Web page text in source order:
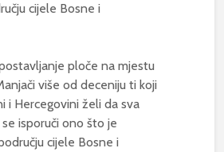
cijele Bosne i
ploče na mjestu
više od deceniju ti koji
i Hercegovini želi da sva
isporuči ono što je
cijele Bosne i